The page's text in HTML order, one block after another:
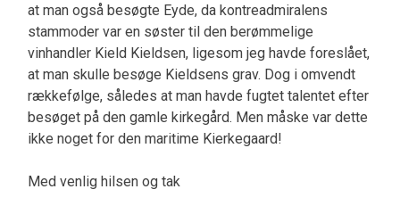
at man også besøgte Eyde, da kontreadmiralens
stammoder var en søster til den berømmelige
vinhandler Kield Kieldsen, ligesom jeg havde foreslået,
at man skulle besøge Kieldsens grav. Dog i omvendt
rækkefølge, således at man havde fugtet talentet efter
besøget på den gamle kirkegård. Men måske var dette
ikke noget for den maritime Kierkegaard!
Med venlig hilsen og tak